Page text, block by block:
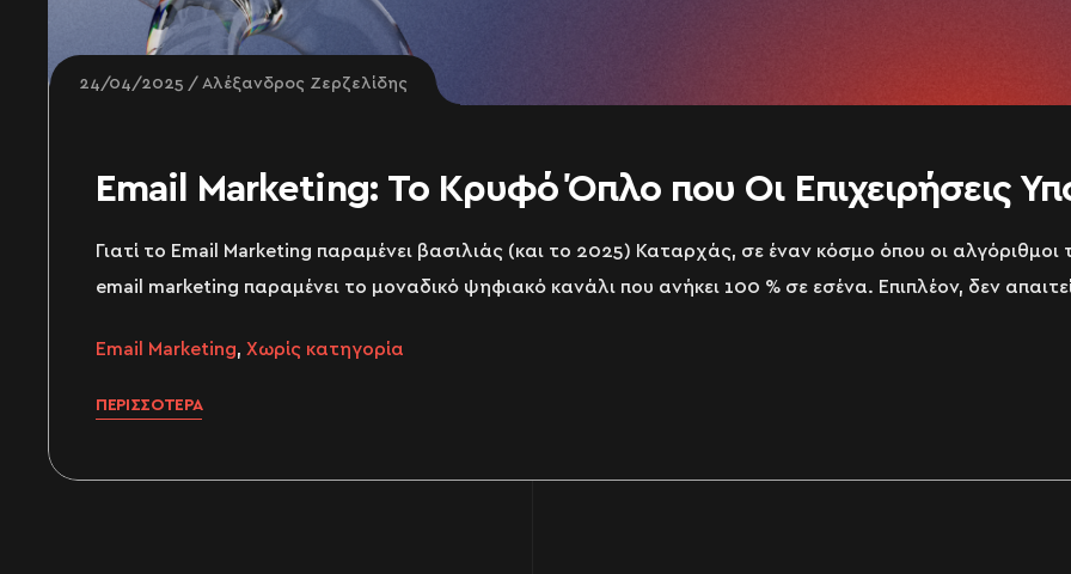
24/04/2025 Αλέξανδρος Ζερζελίδης
Email Marketing: Το Κρυφό Όπλο που Οι Επιχειρήσεις
Γιατί το Email Marketing παραμένει βασιλιάς (και το 2025) Καταρχάς, σε έναν κόσμο όπου οι
email marketing παραμένει το μοναδικό ψηφιακό κανάλι που ανήκει 100 % σε εσένα. Επιπλέον, δεν
Email Marketing, Χωρίς κατηγορία
ΠΕΡΙΣΣΌΤΕΡΑ